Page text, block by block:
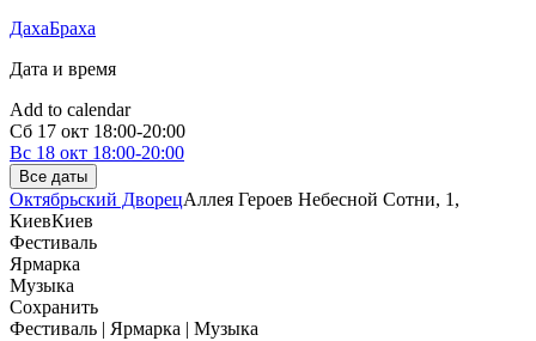
ДахаБраха
Дата и время
Add to calendar
Сб 17 окт 18:00-20:00
Вс 18 окт 18:00-20:00
Все даты
Октябрьский ДворецАллея Героев Небесной Сотни, 1,
КиевКиев
Фестиваль
Ярмарка
Музыка
Сохранить
Фестиваль | Ярмарка | Музыка